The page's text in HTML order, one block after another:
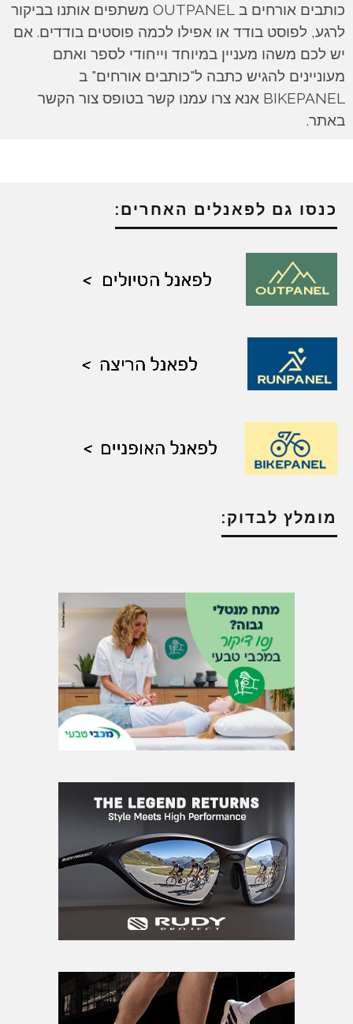
כותבים אורחים ב OUTPANEL משתפים אותנו בביקור
לרגע, לפוסט בודד או אפילו לכמה פוסטים בודדים. אם
יש לכם משהו מעניין במיוחד וייחודי לספר ואתם
מעוניינים להגיש כתבה ל"כותבים אורחים" ב
BIKEPANEL אנא צרו עמנו קשר בטופס צור הקשר
באתר.
כנסו גם לפאנלים האחרים:
מומלץ לבדוק: